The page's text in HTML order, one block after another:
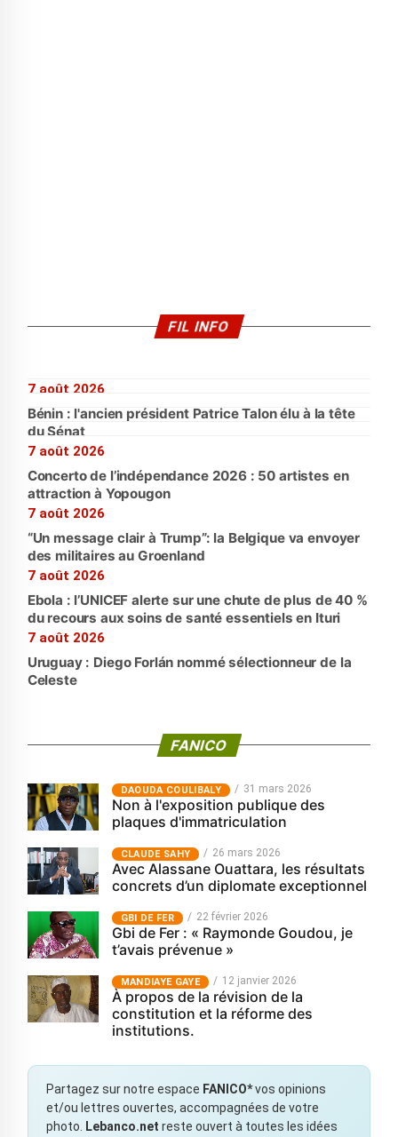
FIL INFO
7 août 2026
Bénin : l'ancien président Patrice Talon élu à la tête
du Sénat
7 août 2026
Concerto de l’indépendance 2026 : 50 artistes en
attraction à Yopougon
7 août 2026
“Un message clair à Trump”: la Belgique va envoyer
des militaires au Groenland
7 août 2026
Ebola : l’UNICEF alerte sur une chute de plus de 40 %
du recours aux soins de santé essentiels en Ituri
7 août 2026
Uruguay : Diego Forlán nommé sélectionneur de la
Celeste
FANICO
‎DAOUDA COULIBALY 31 mars 2026
Non à l'exposition publique des
plaques d'immatriculation
CLAUDE SAHY 26 mars 2026
Avec Alassane Ouattara, les résultats
concrets d’un diplomate exceptionnel
GBI DE FER 22 février 2026
Gbi de Fer : « Raymonde Goudou, je
t’avais prévenue »
MANDIAYE GAYE 12 janvier 2026
À propos de la révision de la
constitution et la réforme des
institutions.
Partagez sur notre espace FANICO*vos opinions
et/ou lettres ouvertes, accompagnées de votre
photo.
Lebanco.net reste ouvert à toutes les idées